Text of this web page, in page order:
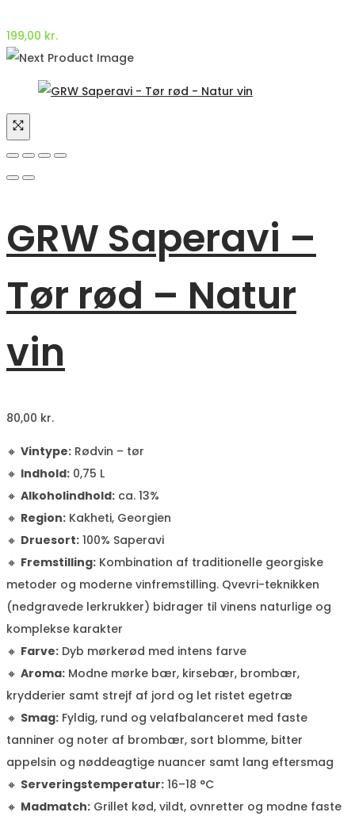
199,00 kr.
GRW Saperavi –
Tør rød – Natur
vin
80,00 kr.
🔸 Vintype: Rødvin – tør
🔸 Indhold: 0,75 L
🔸 Alkoholindhold: ca. 13%
🔸 Region: Kakheti, Georgien
🔸 Druesort: 100% Saperavi
🔸 Fremstilling: Kombination af traditionelle georgiske
metoder og moderne vinfremstilling. Qvevri-teknikken
(nedgravede lerkrukker) bidrager til vinens naturlige og
komplekse karakter
🔸 Farve: Dyb mørkerød med intens farve
🔸 Aroma: Modne mørke bær, kirsebær, brombær,
krydderier samt strejf af jord og let ristet egetræ
🔸 Smag: Fyldig, rund og velafbalanceret med faste
tanniner og noter af brombær, sort blomme, bitter
appelsin og nøddeagtige nuancer samt lang eftersmag
🔸 Serveringstemperatur: 16–18 °C
🔸 Madmatch: Grillet kød, vildt, ovnretter og modne faste